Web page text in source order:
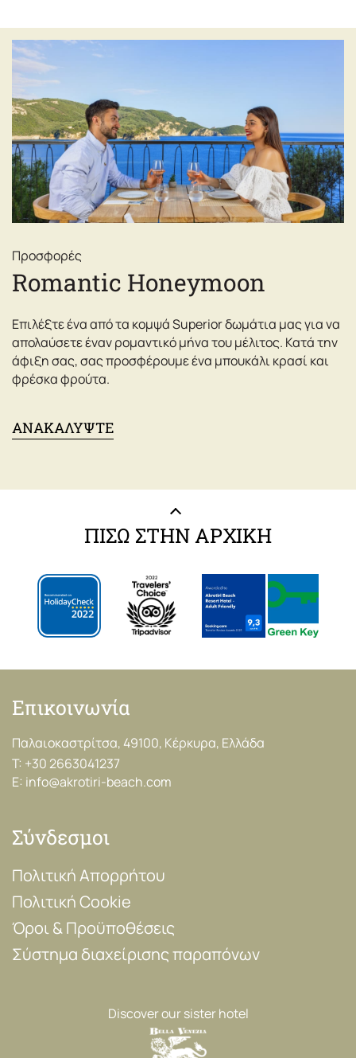
Προσφορές
Romantic Honeymoon
Επιλέξτε ένα από τα κομψά Superior δωμάτια μας για να
απολαύσετε έναν ρομαντικό μήνα του μέλιτος. Κατά την
άφιξη σας, σας προσφέρουμε ένα μπουκάλι κρασί και
φρέσκα φρούτα.
ΑΝΑΚΑΛΥΨΤΕ
ΠΙΣΩ ΣΤΗΝ ΑΡΧΙΚΗ
Επικοινωνία
Παλαιοκαστρίτσα, 49100, Κέρκυρα, Ελλάδα
T: +30 2663041237
E: info@akrotiri-beach.com
Σύνδεσμοι
Πολιτική Απορρήτου
Πολιτική Cookie
Όροι & Προϋποθέσεις
Σύστημα διαχείρισης παραπόνων
Discover our sister hotel